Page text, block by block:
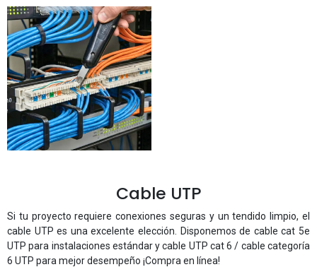
Cable UTP
Si tu proyecto requiere conexiones seguras y un tendido limpio, el
cable UTP es una excelente elección. Disponemos de cable cat 5e
UTP para instalaciones estándar y cable UTP cat 6 / cable categoría
6 UTP para mejor desempeño ¡Compra en línea!